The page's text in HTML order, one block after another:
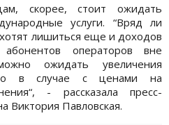
скорее, стоит ожидать
услуги. “Вряд ли
лишиться еще и доходов
операторов вне
ожидать увеличения
в случае с ценами на
- рассказала пресс-
Виктория Павловская.